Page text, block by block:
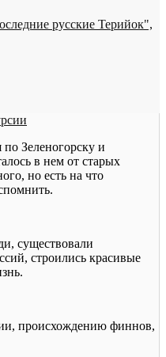
русские Терийок",
по Зеленогорску и
в нем от старых
но есть на что
существовали
строились красивые
происхождению финнов,